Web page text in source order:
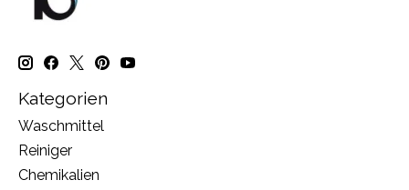
Kategorien
Waschmittel
Reiniger
Chemikalien